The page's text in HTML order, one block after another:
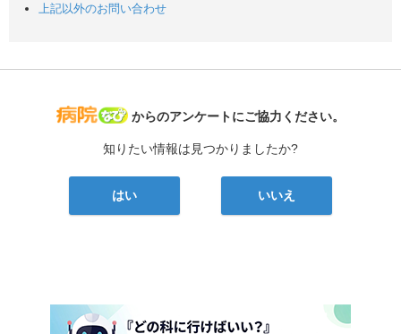
上記以外のお問い合わせ
病院なび
からのアンケートにご協力ください。
知りたい情報は見つかりましたか?
はい いいえ